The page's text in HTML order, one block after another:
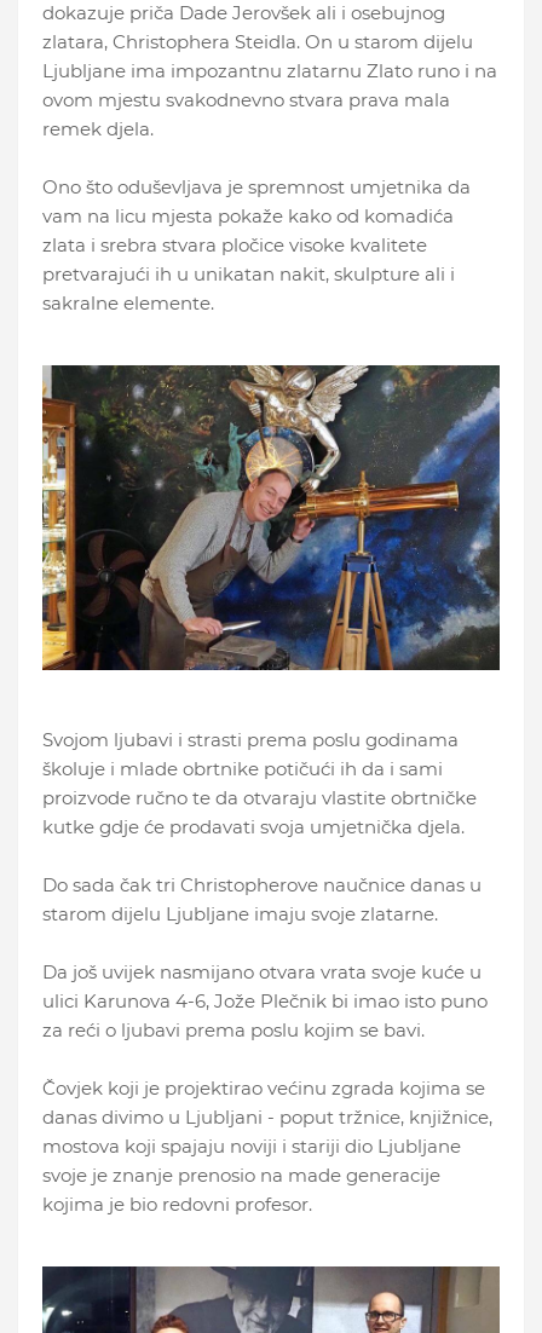
dokazuje priča Dade Jerovšek ali i osebujnog
zlatara, Christophera Steidla. On u starom dijelu
Ljubljane ima impozantnu zlatarnu Zlato runo i na
ovom mjestu svakodnevno stvara prava mala
remek djela.
Ono što oduševljava je spremnost umjetnika da
vam na licu mjesta pokaže kako od komadića
zlata i srebra stvara pločice visoke kvalitete
pretvarajući ih u unikatan nakit, skulpture ali i
sakralne elemente.
Svojom ljubavi i strasti prema poslu godinama
školuje i mlade obrtnike potičući ih da i sami
proizvode ručno te da otvaraju vlastite obrtničke
kutke gdje će prodavati svoja umjetnička djela.
Do sada čak tri Christopherove naučnice danas u
starom dijelu Ljubljane imaju svoje zlatarne.
Da još uvijek nasmijano otvara vrata svoje kuće u
ulici Karunova 4-6, Jože Plečnik bi imao isto puno
za reći o ljubavi prema poslu kojim se bavi.
Čovjek koji je projektirao većinu zgrada kojima se
danas divimo u Ljubljani - poput tržnice, knjižnice,
mostova koji spajaju noviji i stariji dio Ljubljane
svoje je znanje prenosio na made generacije
kojima je bio redovni profesor.